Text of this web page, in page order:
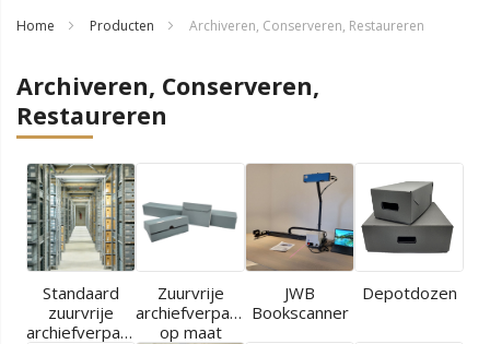
Home Producten Archiveren, Conserveren, Restaureren
Archiveren, Conserveren,
Restaureren
Standaard
zuurvrije
archiefverpakkingen
Zuurvrije
archiefverpakkingen
op maat
JWB
Bookscanner
Depotdozen